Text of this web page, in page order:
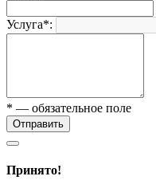
Услуга*:
* — обязательное поле
Отправить
Принято!